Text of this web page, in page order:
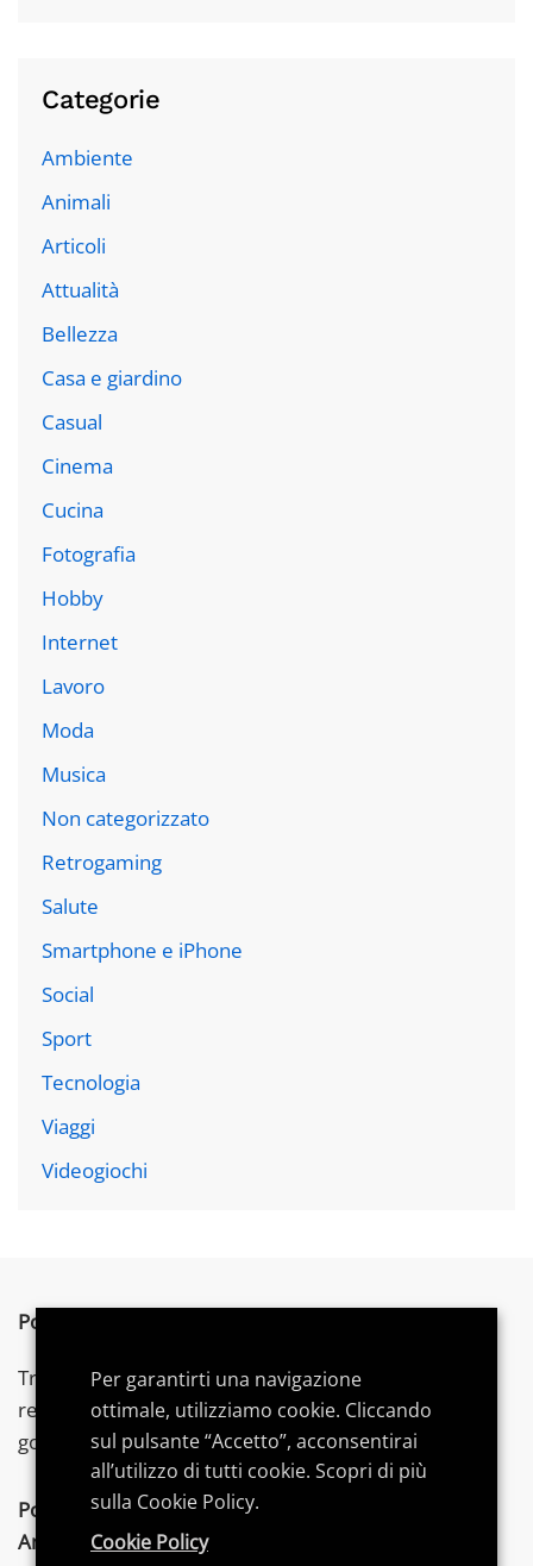
Categorie
Ambiente
Animali
Articoli
Attualità
Bellezza
Casa e giardino
Casual
Cinema
Cucina
Fotografia
Hobby
Internet
Lavoro
Moda
Musica
Non categorizzato
Retrogaming
Salute
Smartphone e iPhone
Social
Sport
Tecnologia
Viaggi
Videogiochi
Postword.it
Troverai articoli su tecnologia,videogames
recensioni, consigli di acquisto eguidededicate per
goderti al meglio le tuepassioni.
Postword.itpartecipa al Programma Affiliazione
AmazonEU, un programma di affiliazione che
Per garantirti una navigazione
ottimale, utilizziamo cookie. Cliccando
sul pulsante “Accetto”, acconsentirai
all’utilizzo di tutti cookie. Scopri di più
sulla Cookie Policy.
Cookie Policy